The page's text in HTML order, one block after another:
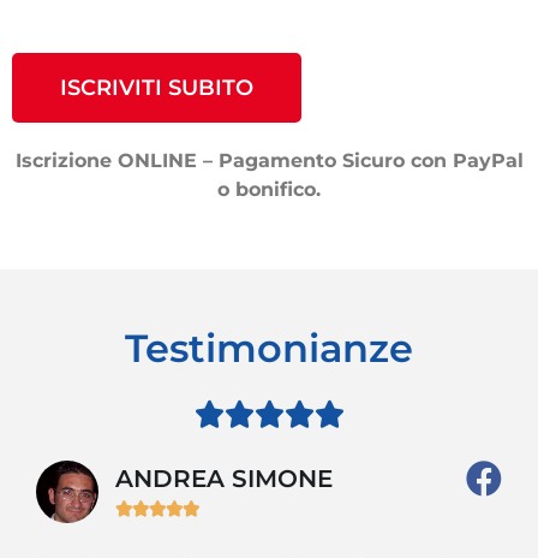
ISCRIVITI SUBITO
Iscrizione ONLINE – Pagamento Sicuro con PayPal
o bonifico.
Testimonianze

ANDREA SIMONE
